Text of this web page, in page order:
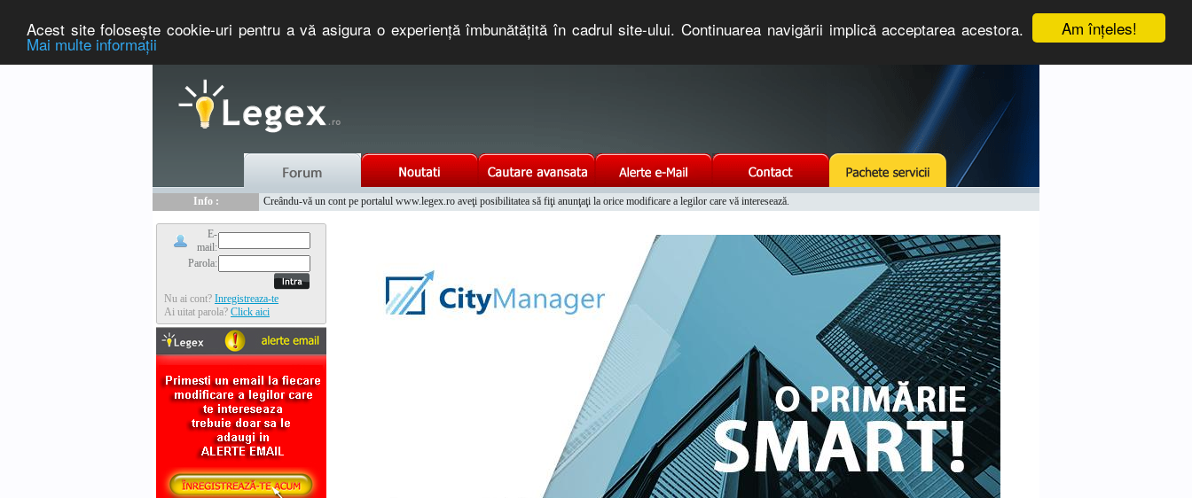
Am înţeles!
Acest site foloseşte cookie-uri pentru a vă asigura o experienţă îmbunătăţită în cadrul site-ului. Continuarea navigării implică acceptarea acestora.
Mai multe informaţii
Info :
Creându-vă un cont pe portalul www.legex.ro aveţi posibilitatea să fiţi anunţaţi la orice modificare a legilor care vă interesează.
E-
mail:
Parola:
Nu ai cont? Inregistreaza-te
Ai uitat parola? Click aici